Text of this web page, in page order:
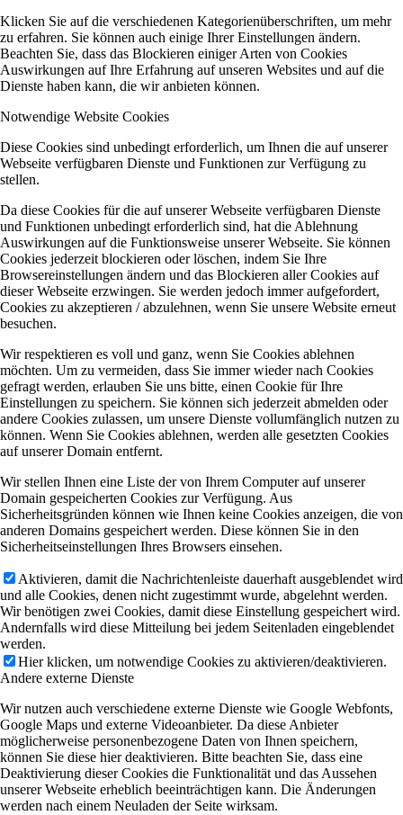
Klicken Sie auf die verschiedenen Kategorienüberschriften, um mehr
zu erfahren. Sie können auch einige Ihrer Einstellungen ändern.
Beachten Sie, dass das Blockieren einiger Arten von Cookies
Auswirkungen auf Ihre Erfahrung auf unseren Websites und auf die
Dienste haben kann, die wir anbieten können.
Notwendige Website Cookies
Diese Cookies sind unbedingt erforderlich, um Ihnen die auf unserer
Webseite verfügbaren Dienste und Funktionen zur Verfügung zu
stellen.
Da diese Cookies für die auf unserer Webseite verfügbaren Dienste
und Funktionen unbedingt erforderlich sind, hat die Ablehnung
Auswirkungen auf die Funktionsweise unserer Webseite. Sie können
Cookies jederzeit blockieren oder löschen, indem Sie Ihre
Browsereinstellungen ändern und das Blockieren aller Cookies auf
dieser Webseite erzwingen. Sie werden jedoch immer aufgefordert,
Cookies zu akzeptieren / abzulehnen, wenn Sie unsere Website erneut
besuchen.
Wir respektieren es voll und ganz, wenn Sie Cookies ablehnen
möchten. Um zu vermeiden, dass Sie immer wieder nach Cookies
gefragt werden, erlauben Sie uns bitte, einen Cookie für Ihre
Einstellungen zu speichern. Sie können sich jederzeit abmelden oder
andere Cookies zulassen, um unsere Dienste vollumfänglich nutzen zu
können. Wenn Sie Cookies ablehnen, werden alle gesetzten Cookies
auf unserer Domain entfernt.
Wir stellen Ihnen eine Liste der von Ihrem Computer auf unserer
Domain gespeicherten Cookies zur Verfügung. Aus
Sicherheitsgründen können wie Ihnen keine Cookies anzeigen, die von
anderen Domains gespeichert werden. Diese können Sie in den
Sicherheitseinstellungen Ihres Browsers einsehen.
Aktivieren, damit die Nachrichtenleiste dauerhaft ausgeblendet wird
und alle Cookies, denen nicht zugestimmt wurde, abgelehnt werden.
Wir benötigen zwei Cookies, damit diese Einstellung gespeichert wird.
Andernfalls wird diese Mitteilung bei jedem Seitenladen eingeblendet
werden.
Hier klicken, um notwendige Cookies zu aktivieren/deaktivieren.
Andere externe Dienste
Wir nutzen auch verschiedene externe Dienste wie Google Webfonts,
Google Maps und externe Videoanbieter. Da diese Anbieter
möglicherweise personenbezogene Daten von Ihnen speichern,
können Sie diese hier deaktivieren. Bitte beachten Sie, dass eine
Deaktivierung dieser Cookies die Funktionalität und das Aussehen
unserer Webseite erheblich beeinträchtigen kann. Die Änderungen
werden nach einem Neuladen der Seite wirksam.